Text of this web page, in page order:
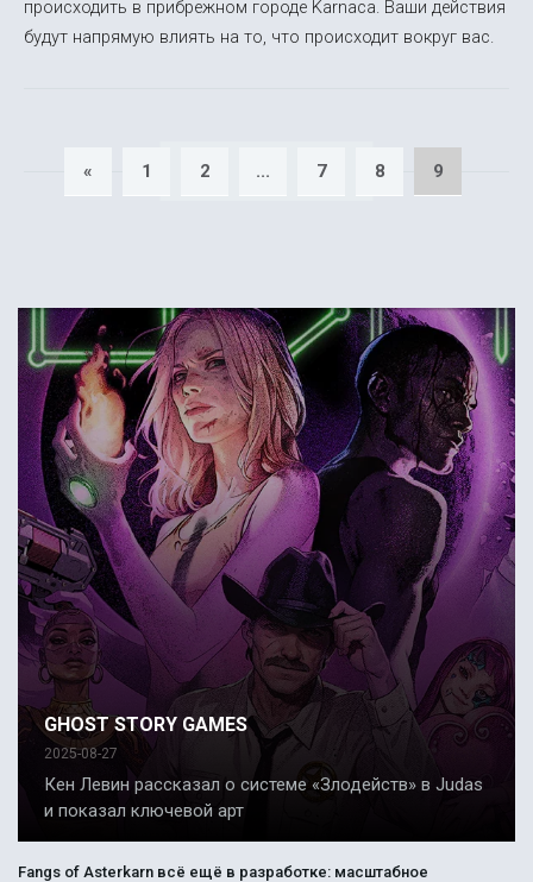
происходить в прибрежном городе Karnaca. Ваши действия
будут напрямую влиять на то, что происходит вокруг вас.
« 1 2 ... 7 8 9
GHOST STORY GAMES
2025-08-27
Кен Левин рассказал о системе «Злодейств» в Judas
и показал ключевой арт
Fangs of Asterkarn всё ещё в разработке: масштабное